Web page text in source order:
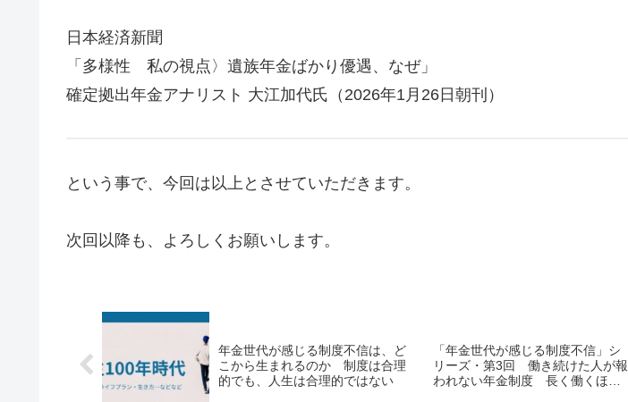
日本経済新聞
「多様性 私の視点〉遺族年金ばかり優遇、なぜ」
確定拠出年金アナリスト 大江加代氏（2026年1月26日朝刊）
という事で、今回は以上とさせていただきます。
次回以降も、よろしくお願いします。
年金世代が感じる制度不信は、ど
こから生まれるのか 制度は合理
的でも、人生は合理的ではない
「年金世代が感じる制度不信」シ
リーズ・第3回 働き続けた人が報
われない年金制度 長く働くほど